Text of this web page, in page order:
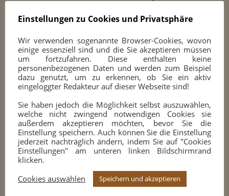
Lennart Albrandt, SV Turm Hohenlimburg, 1446
Marc-André Ploeger, SV Turm Hohenlimburg, –
Noah Kleine Kamphake, SV Turm Hohenlimburg, –
Helmut Reppel, SV Turm Hohenlimburg, –
VORHERIGER ARTIKEL
NÄCHSTER ARTIKEL
SPIELORT
TuS 1909 Halden-Herbeck e.V.
Einstellungen zu Cookies und Privatsphäre
Wir verwenden sogenannte Browser-Cookies, wovon
einige essenziell sind und die Sie akzeptieren müssen
um fortzufahren. Diese enthalten keine
personenbezogenen Daten und werden zum Beispiel
dazu genutzt, um zu erkennen, ob Sie ein aktiv
eingeloggter Redakteur auf dieser Webseite sind!
Sie haben jedoch die Möglichkeit selbst auszuwählen,
welche nicht zwingend notwendigen Cookies sie
außerdem akzeptieren möchten, bevor Sie die
Einstellung speichern. Auch können Sie die Einstellung
jederzeit nachträglich ändern, indem Sie auf "Cookies
Einstellungen" am unteren linken Bildschirmrand
klicken.
Cookies auswählen
Speichern und akzeptieren